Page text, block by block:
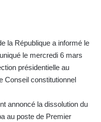
la République a informé le
le mercredi 6 mars
présidentielle au
Conseil constitutionnel
annoncé la dissolution du
au poste de Premier